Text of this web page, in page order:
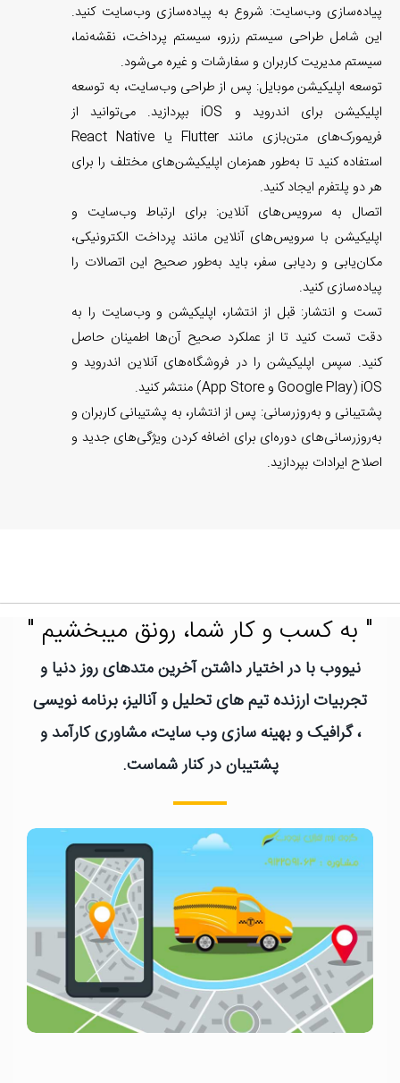
پیاده‌سازی وب‌سایت: شروع به پیاده‌سازی وب‌سایت کنید.
این شامل طراحی سیستم رزرو، سیستم پرداخت، نقشه‌نما،
سیستم مدیریت کاربران و سفارشات و غیره می‌شود.
توسعه اپلیکیشن موبایل: پس از طراحی وب‌سایت، به توسعه
اپلیکیشن برای اندروید و iOS بپردازید. می‌توانید از
فریمورک‌های متن‌بازی مانند Flutter یا React Native
استفاده کنید تا به‌طور همزمان اپلیکیشن‌های مختلف را برای
هر دو پلتفرم ایجاد کنید.
اتصال به سرویس‌های آنلاین: برای ارتباط وب‌سایت و
اپلیکیشن با سرویس‌های آنلاین مانند پرداخت الکترونیکی،
مکان‌یابی و ردیابی سفر، باید به‌طور صحیح این اتصالات را
پیاده‌سازی کنید.
تست و انتشار: قبل از انتشار، اپلیکیشن و وب‌سایت را به
دقت تست کنید تا از عملکرد صحیح آن‌ها اطمینان حاصل
کنید. سپس اپلیکیشن را در فروشگاه‌های آنلاین اندروید و
iOS (Google Play و App Store) منتشر کنید.
پشتیبانی و به‌روزرسانی: پس از انتشار، به پشتیبانی کاربران و
به‌روزرسانی‌های دوره‌ای برای اضافه کردن ویژگی‌های جدید و
اصلاح ایرادات بپردازید.
" به کسب و کار شما، رونق میبخشیم "
نیووب با در اختیار داشتن آخرین متدهای روز دنیا و
تجربیات ارزنده تیم های تحلیل و آنالیز، برنامه نویسی
، گرافیک و بهینه سازی وب سایت، مشاوری کارآمد و
پشتیبان در کنار شماست.